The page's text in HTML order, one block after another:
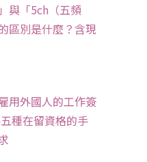
與「5ch（五頻
區別是什麼？含現
用外國人的工作簽
種在留資格的手